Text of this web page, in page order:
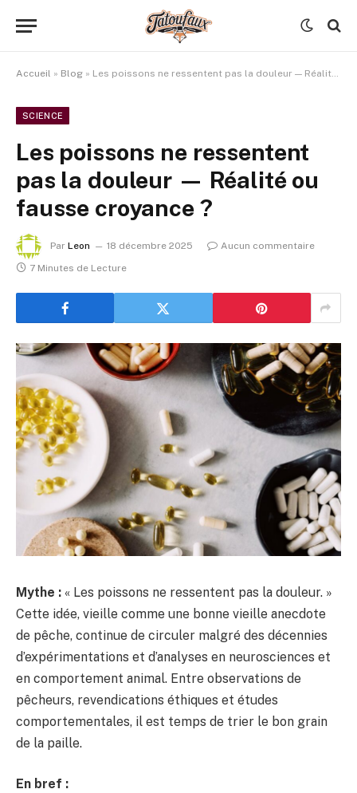
Accueil » Blog » Les poissons ne ressentent pas la douleur — Réalité ou fausse croyance ?
SCIENCE
Les poissons ne ressentent
pas la douleur — Réalité ou
fausse croyance ?
Par Leon 18 décembre 2025
Aucun commentaire
7 Minutes de Lecture
Mythe : « Les poissons ne ressentent pas la douleur. »
Cette idée, vieille comme une bonne vieille anecdote
de pêche, continue de circuler malgré des décennies
d’expérimentations et d’analyses en neurosciences et
en comportement animal. Entre observations de
pêcheurs, revendications éthiques et études
comportementales, il est temps de trier le bon grain
de la paille.
En bref :